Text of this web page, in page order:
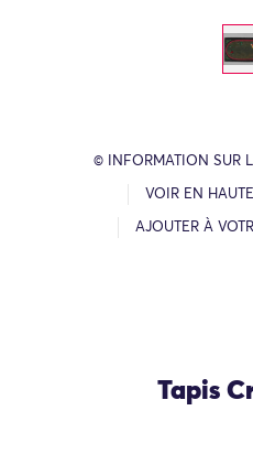
© INFORMATION SUR
VOIR EN
AJOUTER À
Tapis